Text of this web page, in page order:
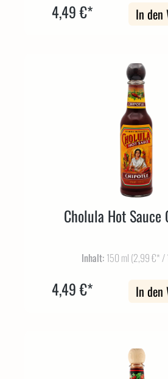
4,49 €* In den
Cholula Hot Sauce
Inhalt: 150 ml (2,99 €* /
4,49 €* In den